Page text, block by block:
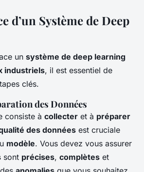
d’un Système de Deep
un système de deep learning
industriels, il est essentiel de
clés.
des Données
consiste à collecter et à préparer
des données est cruciale
modèle. Vous devez vous assurer
sont précises, complètes et